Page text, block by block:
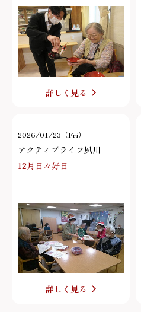
詳しく見る
2026/01/23（Fri）
アクティブライフ夙川
12月日々好日
詳しく見る